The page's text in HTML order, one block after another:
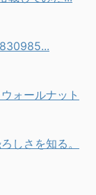
ォールナット
しさを知る。